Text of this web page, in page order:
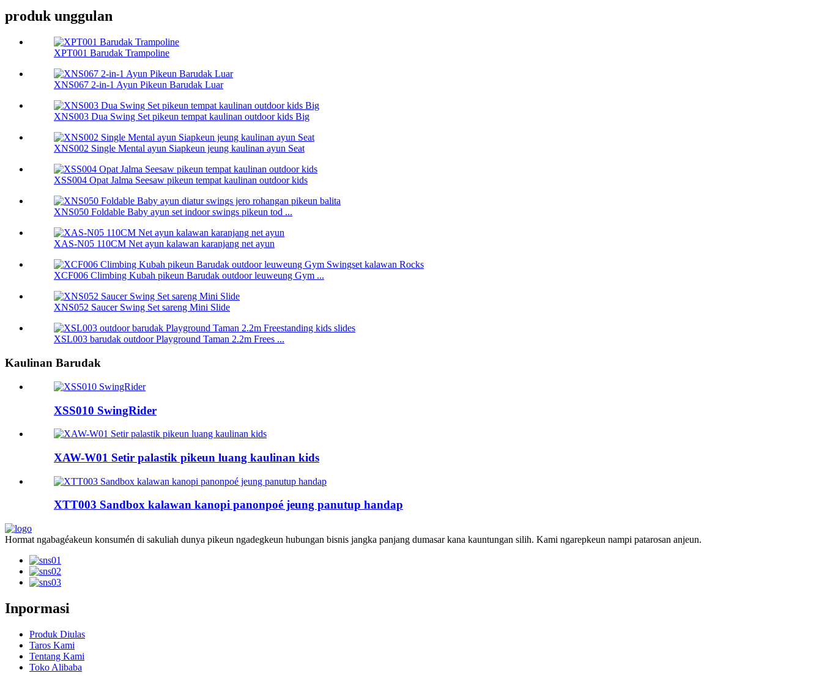
produk unggulan
XPT001 Barudak Trampoline
XNS067 2-in-1 Ayun Pikeun Barudak Luar
XNS003 Dua Swing Set pikeun tempat kaulinan outdoor kids Big
XNS002 Single Mental ayun Siapkeun jeung kaulinan ayun Seat
XSS004 Opat Jalma Seesaw pikeun tempat kaulinan outdoor kids
XNS050 Foldable Baby ayun set indoor swings pikeun tod ...
XAS-N05 110CM Net ayun kalawan karanjang net ayun
XCF006 Climbing Kubah pikeun Barudak outdoor leuweung Gym ...
XNS052 Saucer Swing Set sareng Mini Slide
XSL003 barudak outdoor Playground Taman 2.2m Frees ...
Kaulinan Barudak
XSS010 SwingRider
XAW-W01 Setir palastik pikeun luang kaulinan kids
XTT003 Sandbox kalawan kanopi panonpoé jeung panutup handap
Hormat ngabagéakeun konsumén di sakuliah dunya pikeun ngadegkeun hubungan bisnis jangka panjang dumasar kana kauntungan silih. Kami ngarepkeun nampi patarosan anjeun.
Inpormasi
Produk Diulas
Taros Kami
Tentang Kami
Toko Alibaba